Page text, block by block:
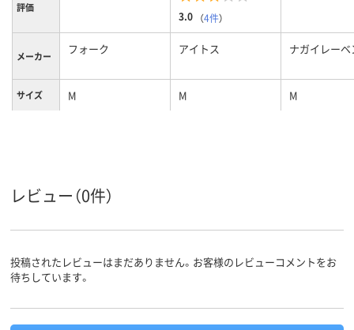
評価
3.0 （4件）
メーカー フォーク アイトス ナガイレーベ
サイズ M M M
レビュー（0件）
投稿されたレビューはまだありません。お客様のレビューコメントをお
待ちしています。